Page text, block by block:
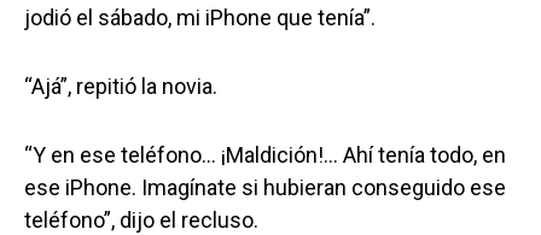
jodió el sábado, mi iPhone que tenía”.
“Ajá”, repitió la novia.
“Y en ese teléfono… ¡Maldición!… Ahí tenía todo, en
ese iPhone. Imagínate si hubieran conseguido ese
teléfono”, dijo el recluso.